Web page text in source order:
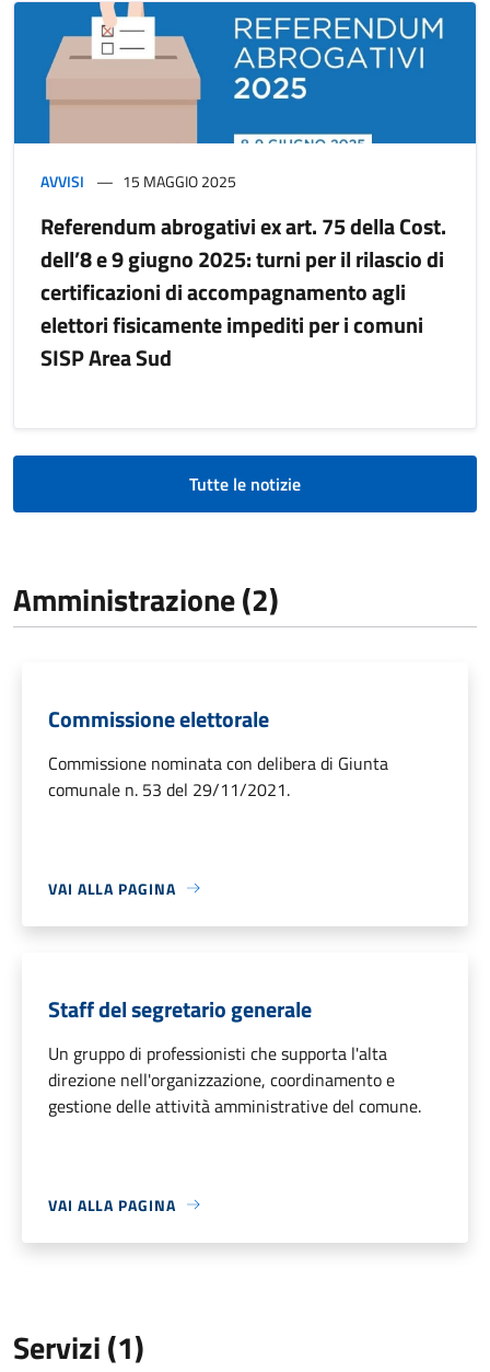
AVVISI 15 MAGGIO 2025
Referendum abrogativi ex art. 75 della Cost.
dell’8 e 9 giugno 2025: turni per il rilascio di
certificazioni di accompagnamento agli
elettori fisicamente impediti per i comuni
SISP Area Sud
Tutte le notizie
Amministrazione (2)
Commissione elettorale
Commissione nominata con delibera di Giunta
comunale n. 53 del 29/11/2021.
VAI ALLA PAGINA
Staff del segretario generale
Un gruppo di professionisti che supporta l'alta
direzione nell'organizzazione, coordinamento e
gestione delle attività amministrative del comune.
VAI ALLA PAGINA
Servizi (1)